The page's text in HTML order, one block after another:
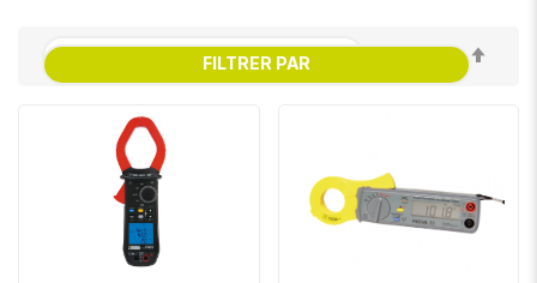
FILTRER PAR